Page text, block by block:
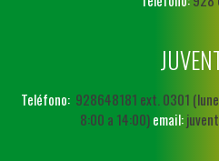
Teléfono: 928648181 ext. 0301
8:00 a 14:00)email: